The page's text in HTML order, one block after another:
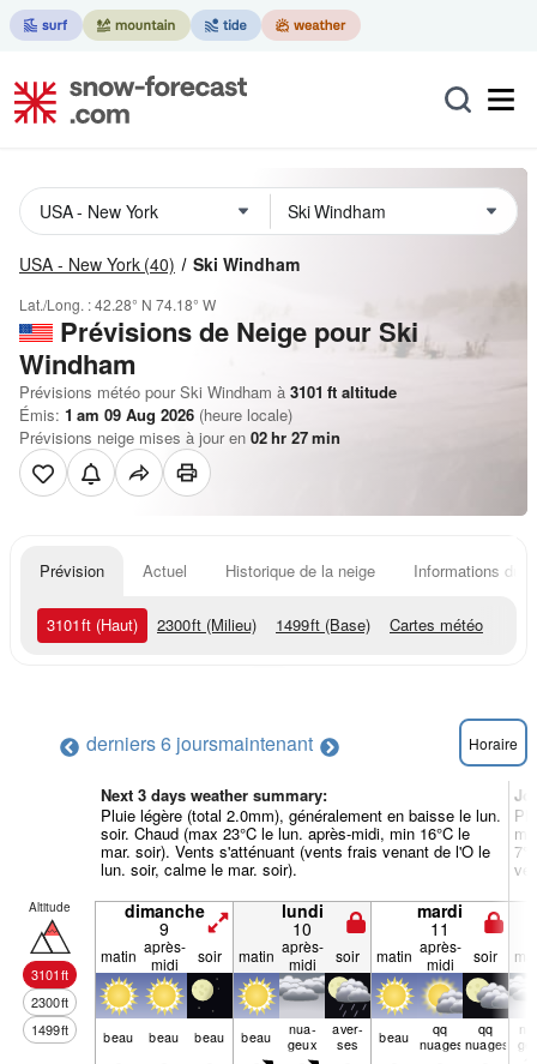
USA - New York (40) Ski Windham
Lat./Long. :42.28° N 74.18° W
Prévisions de Neige pour Ski
Windham
Prévisions météo pour Ski Windham à 3101 ft altitude
Émis: 1 am 09 Aug 2026 (heure locale)
Prévisions neige mises à jour en 02hr 27min
Prévision Actuel Historique de la neige Informations du
3101ft (Haut) 2300ft (Milieu) 1499ft (Base) Cartes météo
derniers 6 joursmaintenant Horaire
Next 3 days weather summary:
Pluie légère (total 2.0mm), généralement en baisse le lun.
soir. Chaud (max 23°C le lun. après-midi, min 16°C le
mar. soir). Vents s'atténuant (vents frais venant de l'O le
lun. soir, calme le mar. soir).
Altitude
3101ft
2300ft
1499ft
dimanche
9
lundi
10
mardi
11
matin après-
midi
soir matin après-
midi
soir matin après-
midi
soir
beau beau beau beau nua­
geux
aver­
ses beau qq
nuages
qq
nuages